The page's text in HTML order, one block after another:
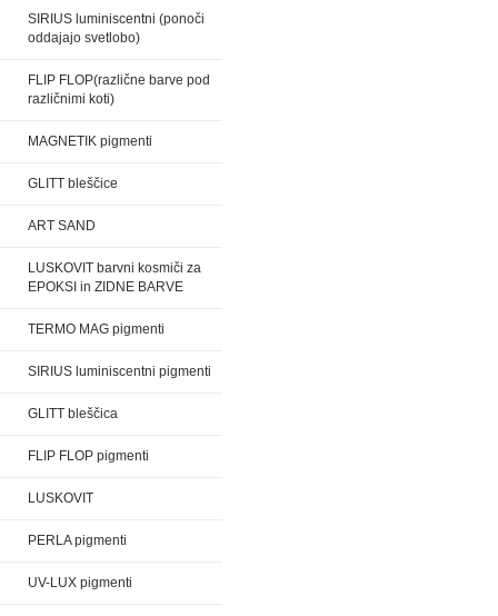
SIRIUS luminiscentni (ponoči
oddajajo svetlobo)
FLIP FLOP(različne barve pod
različnimi koti)
MAGNETIK pigmenti
GLITT bleščice
ART SAND
LUSKOVIT barvni kosmiči za
EPOKSI in ZIDNE BARVE
TERMO MAG pigmenti
SIRIUS luminiscentni pigmenti
GLITT bleščica
FLIP FLOP pigmenti
LUSKOVIT
PERLA pigmenti
UV-LUX pigmenti